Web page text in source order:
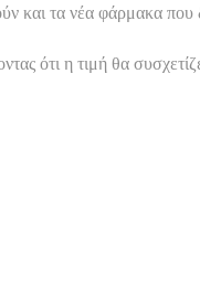
και τα νέα φάρμακα
ότι η τιμή θα